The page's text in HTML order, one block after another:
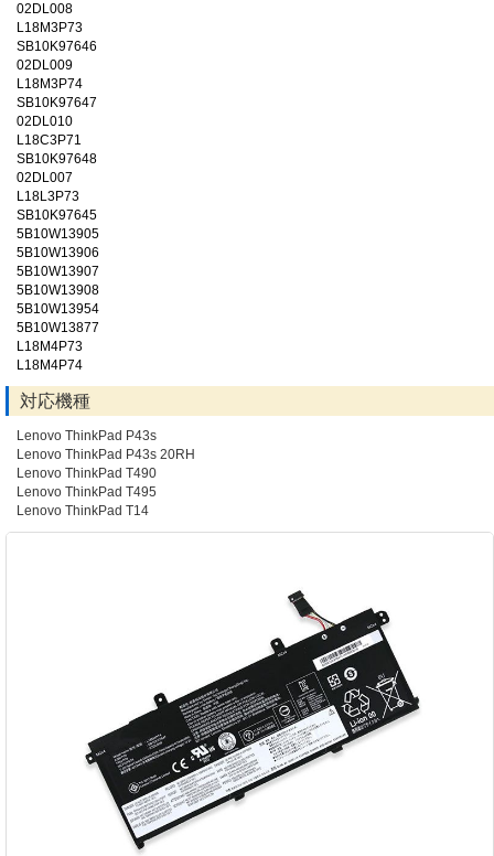
02DL008
L18M3P73
SB10K97646
02DL009
L18M3P74
SB10K97647
02DL010
L18C3P71
SB10K97648
02DL007
L18L3P73
SB10K97645
5B10W13905
5B10W13906
5B10W13907
5B10W13908
5B10W13954
5B10W13877
L18M4P73
L18M4P74
対応機種
Lenovo ThinkPad P43s
Lenovo ThinkPad P43s 20RH
Lenovo ThinkPad T490
Lenovo ThinkPad T495
Lenovo ThinkPad T14